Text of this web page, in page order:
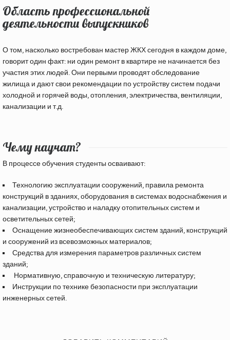
Область профессиональной
деятельности выпускников
О том, насколько востребован мастер ЖКХ сегодня в каждом доме,
говорит один факт: ни один ремонт в квартире не начинается без
участия этих людей. Они первыми проводят обследование
жилища и дают свои рекомендации по устройству систем подачи
холодной и горячей воды, отопления, электричества, вентиляции,
канализации и т.д.
Чему научат?
В процессе обучения студенты осваивают:
Технологию эксплуатации сооружений, правила ремонта
конструкций в зданиях, оборудования в системах водоснабжения и
канализации, устройство и наладку отопительных систем и
осветительных сетей;
Оснащение жизнеобеспечивающих систем зданий, конструкций
и сооружений из всевозможных материалов;
Средства для измерения параметров различных систем
зданий;
Нормативную, справочную и техническую литературу;
Инструкции по технике безопасности при эксплуатации
инженерных сетей.